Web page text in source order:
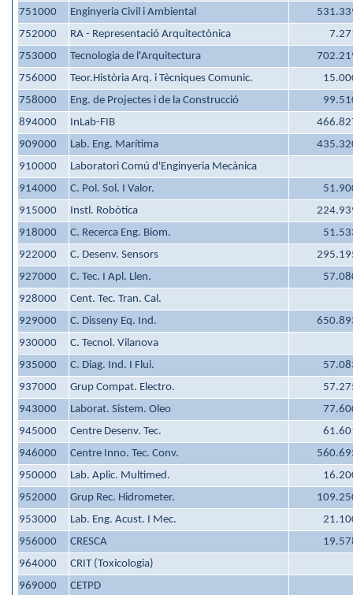
751000
Enginyeria Civil i Ambiental
752000
RA - Representació Arquitectònica
753000
Tecnologia de l'Arquitectura
756000
Teor.Història Arq. i Tècniques Comunic.
758000
Eng. de Projectes i de la Construcció
894000
InLab-FIB
909000
Lab. Eng. Marítima
910000
Laboratori Comú d'Enginyeria Mecànica
914000
C. Pol. Sol. I Valor.
915000
Instl. Robòtica
918000
C. Recerca Eng. Biom.
922000
C. Desenv. Sensors
927000
C. Tec. I Apl. Llen.
928000
Cent. Tec. Tran. Cal.
929000
C. Disseny Eq. Ind.
930000
C. Tecnol. Vilanova
935000
C. Diag. Ind. I Flui.
937000
Grup Compat. Electro.
943000
Laborat. Sistem. Oleo
945000
Centre Desenv. Tec.
946000
Centre Inno. Tec. Conv.
950000
Lab. Aplic. Multimed.
952000
Grup Rec. Hidrometer.
953000
Lab. Eng. Acust. I Mec.
956000
CRESCA
964000
CRIT (Toxicologia)
969000
CETPD